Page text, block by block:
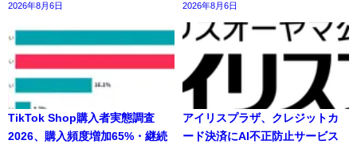
2026年8月6日 2026年8月6日
TikTok Shop購入者実態調査
2026、購入頻度増加65%・継続
アイリスプラザ、クレジットカ
ード決済にAI不正防止サービス